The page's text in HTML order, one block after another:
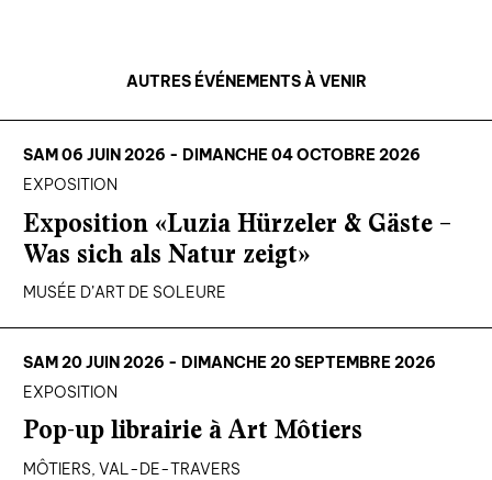
AUTRES ÉVÉNEMENTS À VENIR
SAM 06 JUIN 2026 - DIMANCHE 04 OCTOBRE 2026
EXPOSITION
Exposition «Luzia Hürzeler & Gäste –
Was sich als Natur zeigt»
MUSÉE D’ART DE SOLEURE
SAM 20 JUIN 2026 - DIMANCHE 20 SEPTEMBRE 2026
EXPOSITION
Pop-up librairie à Art Môtiers
MÔTIERS, VAL-DE-TRAVERS